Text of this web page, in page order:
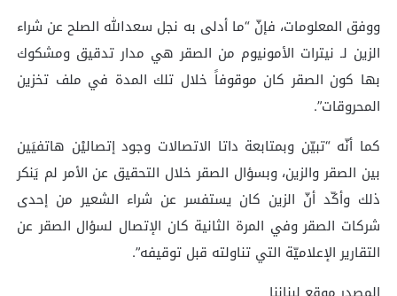
ووفق المعلومات، فإنّ “ما أدلى به نجل سعدالله الصلح عن شراء
الزين لـ نيترات الأمونيوم من الصقر هي مدار تدقيق ومشكوك
بها كون الصقر كان موقوفاً خلال تلك المدة في ملف تخزين
المحروقات”.
كما أنّه “تبيّن وبمتابعة داتا الاتصالات وجود إتصاليْن هاتفيَين
بين الصقر والزين، وبسؤال الصقر خلال التحقيق عن الأمر لم يَنكر
ذلك وأكّد أنّ الزين كان يستفسر عن شراء الشعير من إحدى
شركات الصقر وفي المرة الثانية كان الإتصال لسؤال الصقر عن
التقارير الإعلاميّة التي تناولته قبل توقيفه”.